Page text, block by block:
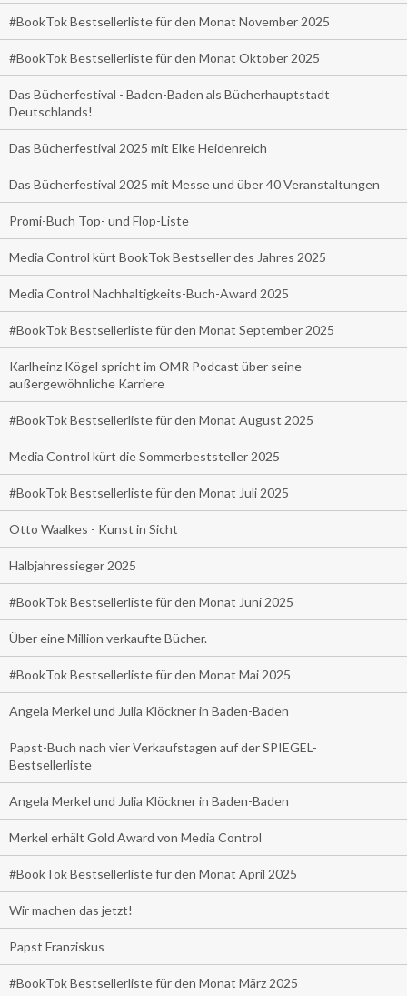
#BookTok Bestsellerliste für den Monat November 2025
#BookTok Bestsellerliste für den Monat Oktober 2025
Das Bücherfestival - Baden-Baden als Bücherhauptstadt
Deutschlands!
Das Bücherfestival 2025 mit Elke Heidenreich
Das Bücherfestival 2025 mit Messe und über 40 Veranstaltungen
Promi-Buch Top- und Flop-Liste
Media Control kürt BookTok Bestseller des Jahres 2025
Media Control Nachhaltigkeits-Buch-Award 2025
#BookTok Bestsellerliste für den Monat September 2025
Karlheinz Kögel spricht im OMR Podcast über seine
außergewöhnliche Karriere
#BookTok Bestsellerliste für den Monat August 2025
Media Control kürt die Sommerbeststeller 2025
#BookTok Bestsellerliste für den Monat Juli 2025
Otto Waalkes - Kunst in Sicht
Halbjahressieger 2025
#BookTok Bestsellerliste für den Monat Juni 2025
Über eine Million verkaufte Bücher.
#BookTok Bestsellerliste für den Monat Mai 2025
Angela Merkel und Julia Klöckner in Baden-Baden
Papst-Buch nach vier Verkaufstagen auf der SPIEGEL-
Bestsellerliste
Angela Merkel und Julia Klöckner in Baden-Baden
Merkel erhält Gold Award von Media Control
#BookTok Bestsellerliste für den Monat April 2025
Wir machen das jetzt!
Papst Franziskus
#BookTok Bestsellerliste für den Monat März 2025